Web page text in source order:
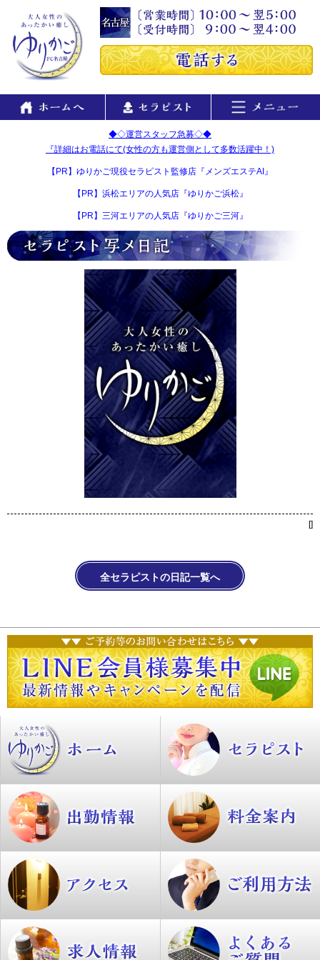
◆◇運営スタッフ急募◇◆
『詳細はお電話にて(女性の方も運営側として多数活躍中！)
【PR】ゆりかご現役セラピスト監修店『メンズエステAI』
【PR】浜松エリアの人気店『ゆりかご浜松』
【PR】三河エリアの人気店『ゆりかご三河』
[]
全セラピストの日記一覧へ